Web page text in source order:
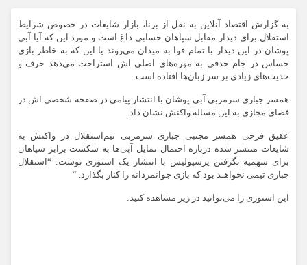
به گزارش اقتصاد آنلاین به نقل از برنا، بازار شایعات در خصوص شرایط
استقلال برای دیدار مقابل سپاهان حسابی داغ است و مورد این که آیا آبی
پوشان در این دیدار با تمام قوا به میدان می‌روند یا این که به خاطر بازی
حساس در جام حذفی به مهره‌های اصلی اش استراحت می‌دهد حرف و
حدیث‌های زیادی بر سر زبان‌ها افتاده است.
همسر جباری سرمربی آبی پوشان با انتشار پیامی در صفحه شخصی اش در
فضای مجازی به این مساله واکنش نشان داد.
عقیق فرحی همسر مجتبی جباری سرمربی تیم‌استقلال در واکنش به
شایعات منتشر شده درباره احتمال تمایل آبی‌ها به شکست برابر سپاهان
برای سهمیه نگرفتن پرسپولیس با انتشار یک استوری نوشت: “استقلال
جباری تیمی نخواهـد بود که بازی جوانمردانه را کنار بگذارد. “
این استوری را می‌توانید در زیر مشاهده کنید: